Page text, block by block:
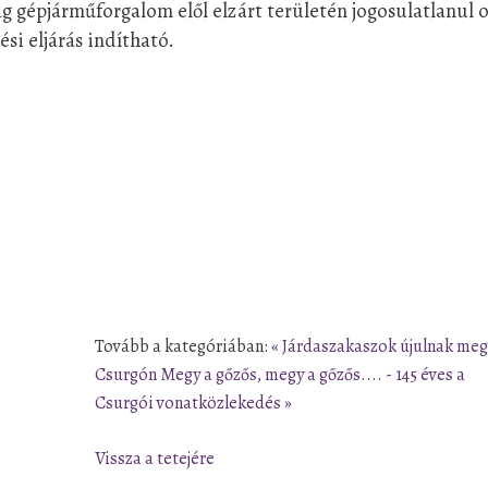
gépjárműforgalom elől elzárt területén jogosulatlanul
eljárás indítható.
Tovább a kategóriában:« Járdaszakaszok újulnak meg
CsurgónMegy a gőzős, megy a gőzős.... - 145 éves a
Csurgói vonatközlekedés »
Vissza a tetejére